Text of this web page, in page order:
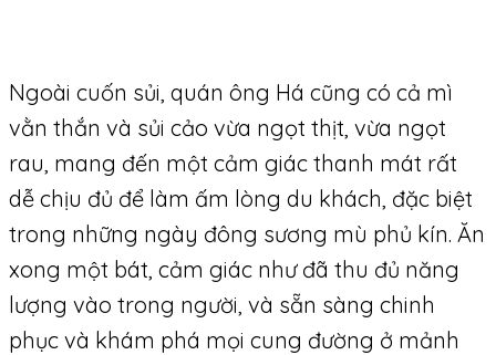
Ngoài cuốn sủi, quán ông Há cũng có cả mì
vằn thắn và sủi cảo vừa ngọt thịt, vừa ngọt
rau, mang đến một cảm giác thanh mát rất
dễ chịu đủ để làm ấm lòng du khách, đặc biệt
trong những ngày đông sương mù phủ kín. Ăn
xong một bát, cảm giác như đã thu đủ năng
lượng vào trong người, và sẵn sàng chinh
phục và khám phá mọi cung đường ở mảnh